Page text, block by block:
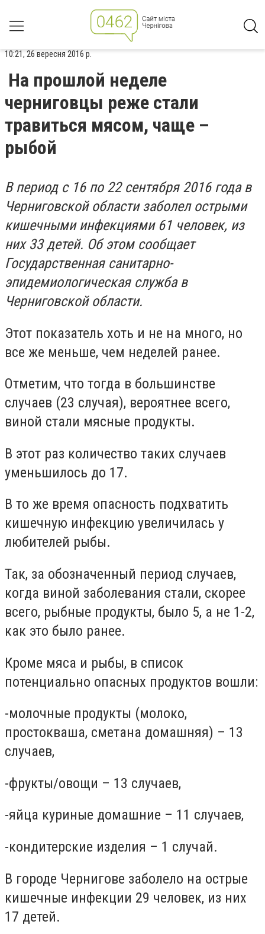
10:21, 26 вересня 2016 р.
На прошлой неделе
черниговцы реже стали
травиться мясом, чаще –
рыбой
В период с 16 по 22 сентября 2016 года в
Черниговской области заболел острыми
кишечными инфекциями 61 человек, из
них 33 детей. Об этом сообщает
Государственная санитарно-
эпидемиологическая служба в
Черниговской области.
Этот показатель хоть и не на много, но
все же меньше, чем неделей ранее.
Отметим, что тогда в большинстве
случаев (23 случая), вероятнее всего,
виной стали мясные продукты.
В этот раз количество таких случаев
уменьшилось до 17.
В то же время опасность подхватить
кишечную инфекцию увеличилась у
любителей рыбы.
Так, за обозначенный период случаев,
когда виной заболевания стали, скорее
всего, рыбные продукты, было 5, а не 1-2,
как это было ранее.
Кроме мяса и рыбы, в список
потенциально опасных продуктов вошли:
-молочные продукты (молоко,
простокваша, сметана домашняя) – 13
случаев,
-фрукты/овощи – 13 случаев,
-яйца куриные домашние – 11 случаев,
-кондитерские изделия – 1 случай.
В городе Чернигове заболело на острые
кишечные инфекции 29 человек, из них
17 детей.